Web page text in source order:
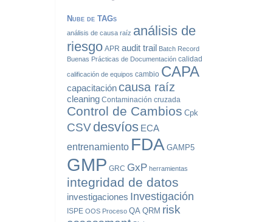
Nube de TAGs
análisis de causa raíz análisis de
riesgo APR audit trail Batch Record
Buenas Prácticas de Documentación calidad
calificación de equipos cambio CAPA
capacitacióncausa raíz
cleaning Contaminación cruzada
Control de Cambios Cpk
CSVdesvíos ECA
entrenamiento FDA GAMP5
GMP GRC GxP herramientas
integridad de datos
investigaciones Investigación
ISPE OOS Proceso QA QRM risk